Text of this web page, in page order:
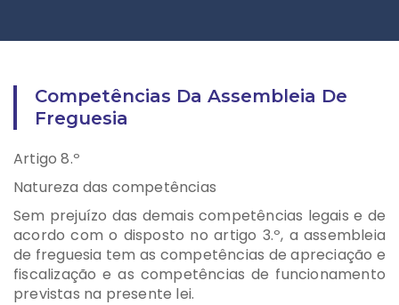
Competências Da Assembleia De
Freguesia
Artigo 8.º
Natureza das competências
Sem prejuízo das demais competências legais e de
acordo com o disposto no artigo 3.º, a assembleia
de freguesia tem as competências de apreciação e
fiscalização e as competências de funcionamento
previstas na presente lei.